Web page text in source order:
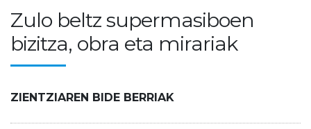
Zulo beltz supermasiboen
bizitza, obra eta mirariak
ZIENTZIAREN BIDE BERRIAK